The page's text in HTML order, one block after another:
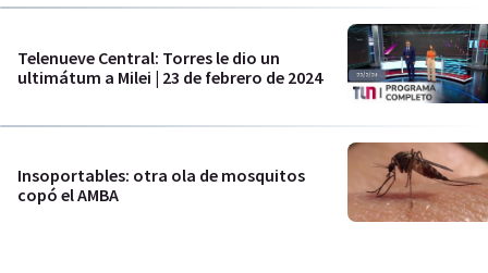
Telenueve Central: Torres le dio un
ultimátum a Milei | 23 de febrero de 2024
Insoportables: otra ola de mosquitos
copó el AMBA